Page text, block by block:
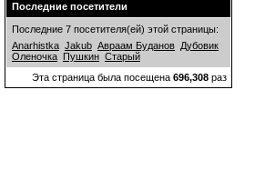
Последние посетители
Последние 7 посетителя(ей) этой страницы:
Anarhistka Jakub Авраам Буданов Дубовик
Оленочка Пушкин Старый
Эта страница была посещена 696,308 раз